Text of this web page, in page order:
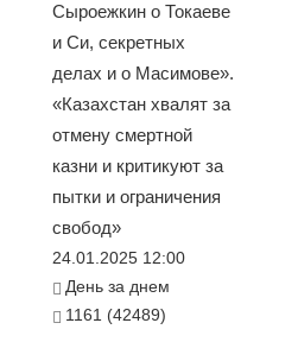
Сыроежкин о Токаеве
и Си, секретных
делах и о Масимове».
«Казахстан хвалят за
отмену смертной
казни и критикуют за
пытки и ограничения
свобод»
24.01.2025 12:00
День за днем
1161 (42489)